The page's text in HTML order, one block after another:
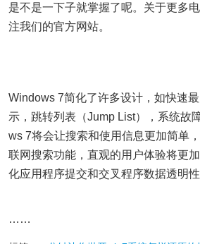
是不是一下子就掌握了呢。关于更多
注我们的官方网站。
Windows 7简化了许多设计，如快速
示，跳转列表（Jump List），系统故
ws 7将会让搜索和使用信息更加简单
联网搜索功能，直观的用户体验将更
化应用程序提交和交叉程序数据透明性
……